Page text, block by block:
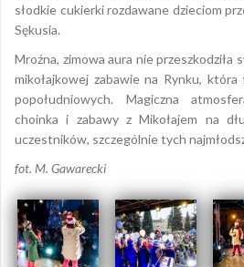
słodkie cukierki rozdawane dzieciom
Sękusia.
Mroźna, zimowa aura nie przeszkodziła
mikołajkowej zabawie na Rynku,
popołudniowych. Magiczna
choinka i zabawy z Mikołajem na
uczestników, szczególnie tych
fot. M. Gawarecki